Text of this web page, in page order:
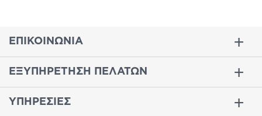
ΕΠΙΚΟΙΝΩΝΙΑ
ΕΞΥΠΗΡΕΤΗΣΗ ΠΕΛΑΤΩΝ
ΥΠΗΡΕΣΙΕΣ